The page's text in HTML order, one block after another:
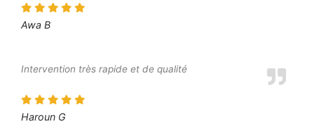
Awa B
Intervention très rapide et de qualité
Haroun G